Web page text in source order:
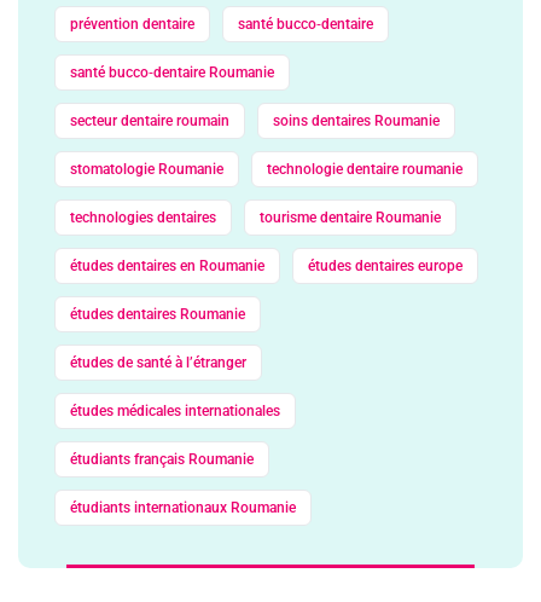
prévention dentaire santé bucco‑dentaire
santé bucco‑dentaire Roumanie
secteur dentaire roumain soins dentaires Roumanie
stomatologie Roumanie technologie dentaire roumanie
technologies dentaires tourisme dentaire Roumanie
études dentaires en Roumanie études dentaires europe
études dentaires Roumanie
études de santé à l’étranger
études médicales internationales
étudiants français Roumanie
étudiants internationaux Roumanie